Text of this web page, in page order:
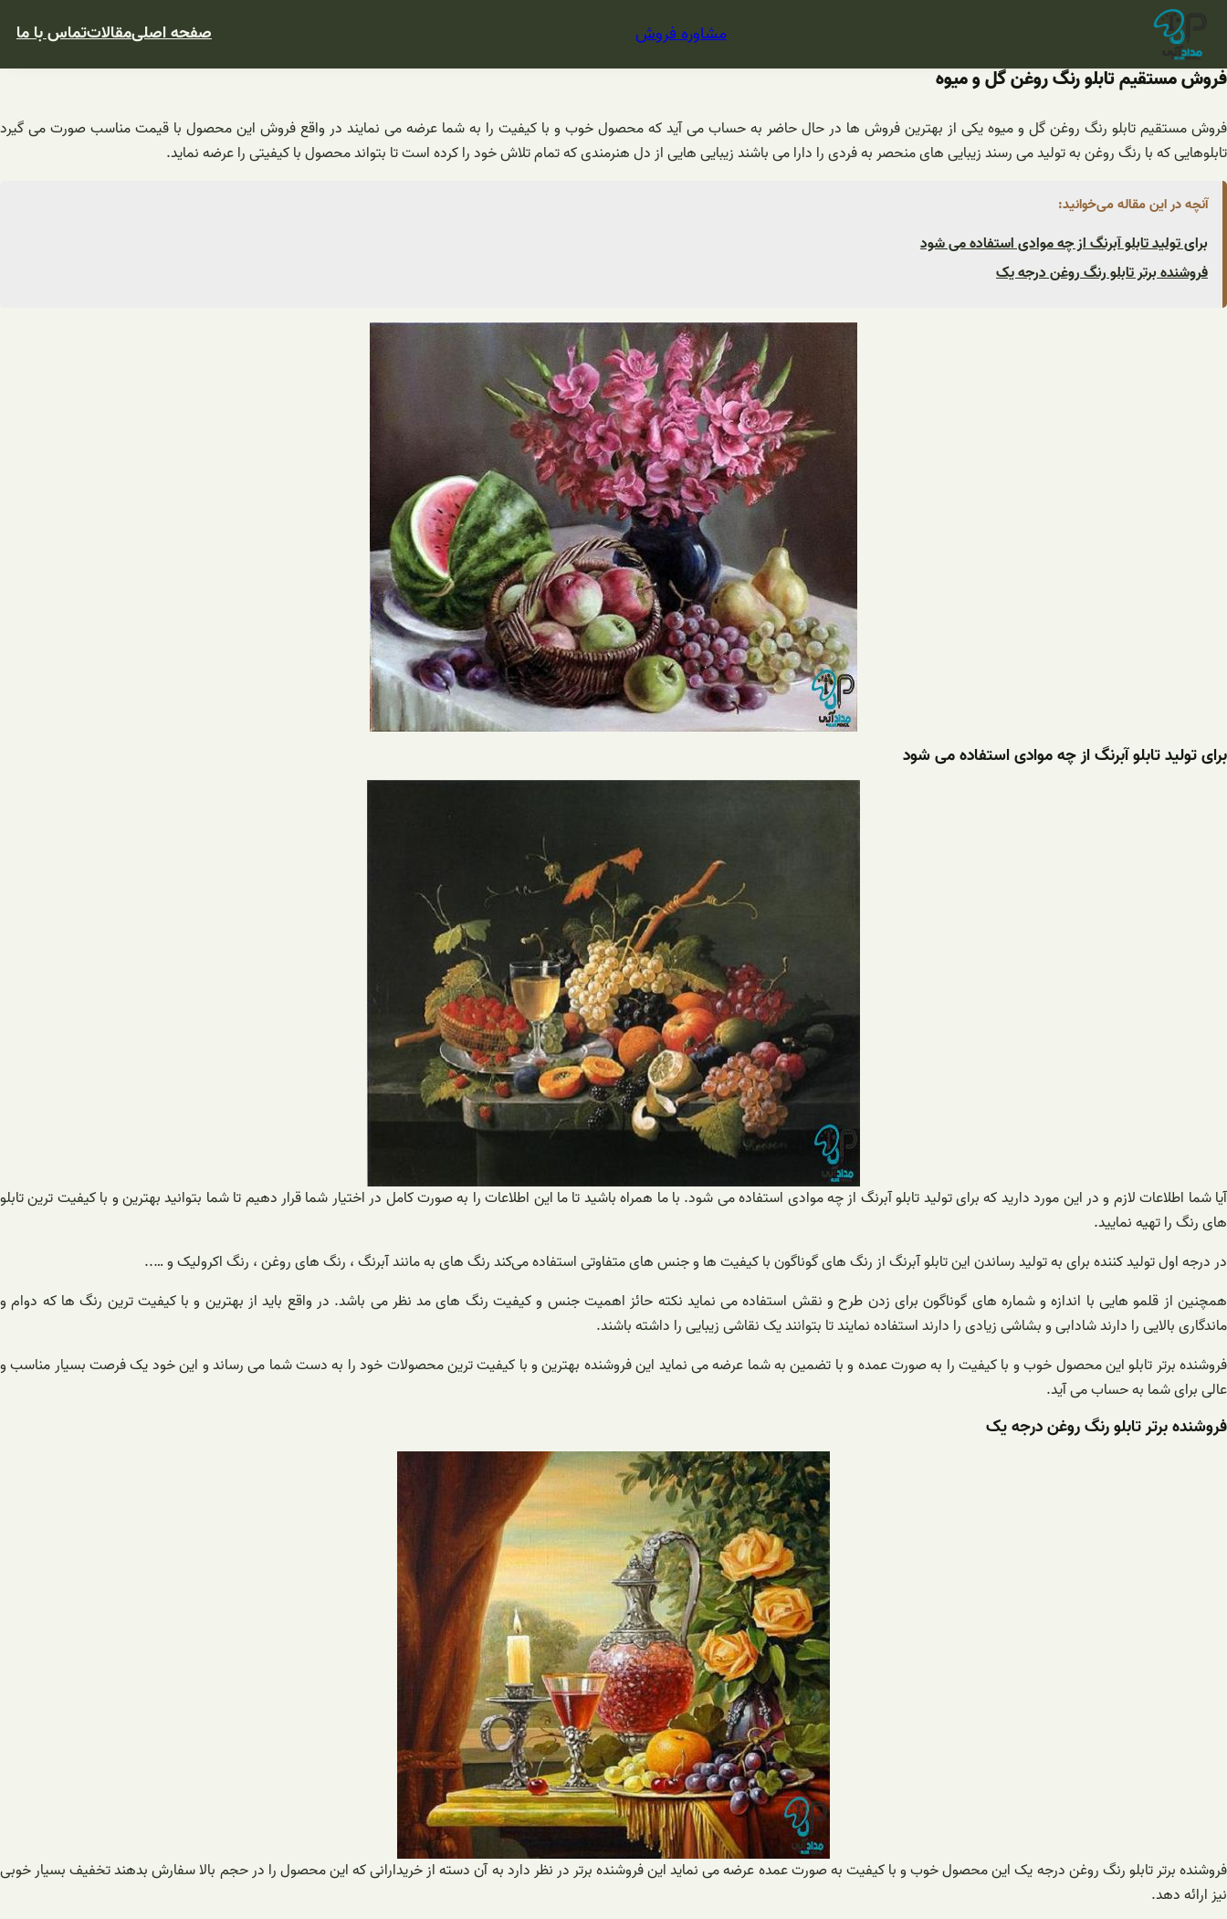
محتوا
مشاوره فروش صفحه اصلیمقالاتتماس با ما
فروش مستقیم تابلو رنگ روغن گل و میوه
فروش مستقیم تابلو رنگ روغن گل و میوه یکی از بهترین فروش ها در حال حاضر به حساب می آید که محصول خوب و با کیفیت را به شما عرضه می نمایند در واقع فروش این محصول با قیمت مناسب صورت می گیرد
تابلوهایی که با رنگ روغن به تولید می رسند زیبایی های منحصر به فردی را دارا می باشند زیبایی هایی از دل هنرمندی که تمام تلاش خود را کرده است تا بتواند محصول با کیفیتی را عرضه نماید.
آنچه در این مقاله می‌خوانید:
برای تولید تابلو آبرنگ از چه موادی استفاده می شود
فروشنده برتر تابلو رنگ روغن درجه یک
برای تولید تابلو آبرنگ از چه موادی استفاده می شود
آیا شما اطلاعات لازم و در این مورد دارید که برای تولید تابلو آبرنگ از چه موادی استفاده می شود. با ما همراه باشید تا ما این اطلاعات را به صورت کامل در اختیار شما قرار دهیم تا شما بتوانید بهترین و با کیفیت ترین تابلو
های رنگ را تهیه نمایید.
در درجه اول تولید کننده برای به تولید رساندن این تابلو آبرنگ از رنگ های گوناگون با کیفیت ها و جنس های متفاوتی استفاده می‌کند رنگ های به مانند آبرنگ ، رنگ های روغن ، رنگ اکرولیک و …..
همچنین از قلمو هایی با اندازه و شماره های گوناگون برای زدن طرح و نقش استفاده می نماید نکته حائز اهمیت جنس و کیفیت رنگ های مد نظر می باشد. در واقع باید از بهترین و با کیفیت ترین رنگ ها که دوام و
ماندگاری بالایی را دارند شادابی و بشاشی زیادی را دارند استفاده نمایند تا بتوانند یک نقاشی زیبایی را داشته باشند.
فروشنده برتر تابلو این محصول خوب و با کیفیت را به صورت عمده و با تضمین به شما عرضه می نماید این فروشنده بهترین و با کیفیت ترین محصولات خود را به دست شما می رساند و این خود یک فرصت بسیار مناسب و
عالی برای شما به حساب می آید.
فروشنده برتر تابلو رنگ روغن درجه یک
فروشنده برتر تابلو رنگ روغن درجه یک این محصول خوب و با کیفیت به صورت عمده عرضه می نماید این فروشنده برتر در نظر دارد به آن دسته از خریدارانی که این محصول را در حجم بالا سفارش بدهند تخفیف بسیار خوبی
نیز ارائه دهد.